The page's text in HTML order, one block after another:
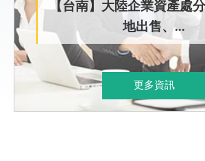
【台南】大陸企業資產處
地出售、...
更多資訊